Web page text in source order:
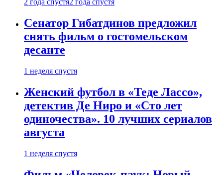
2 года спустя2 года спустя
Сенатор Гибатдинов предложил
снять фильм о гостомельском
десанте
1 неделя спустя
Женский футбол в «Теде Лассо»,
детектив Де Ниро и «Сто лет
одиночества». 10 лучших сериалов
августа
1 неделя спустя